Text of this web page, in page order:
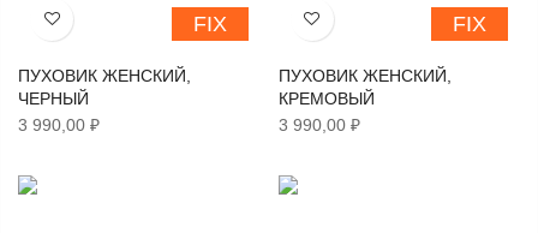
FIX
Хочу!
ПУХОВИК ЖЕНСКИЙ,
ЧЕРНЫЙ
3 990,00 ₽
FIX
Хочу!
ПУХОВИК ЖЕНСКИЙ,
КРЕМОВЫЙ
3 990,00 ₽